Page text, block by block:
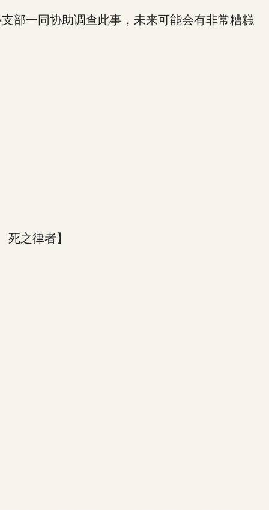
部一同协助调查此事，未来可能会有非常糟糕
之律者】